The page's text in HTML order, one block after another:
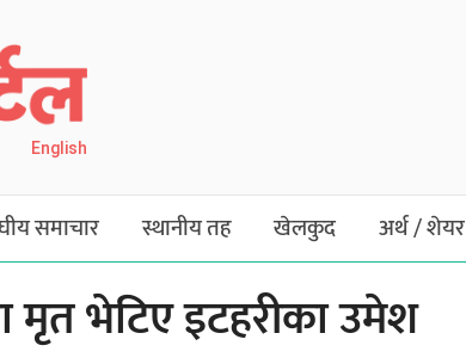
English
समाचार स्थानीय तह खेलकुद अर्थ / शेयर
मृत भेटिए इटहरीका उमेश